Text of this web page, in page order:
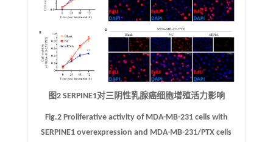
图2 SERPINE1对三阴性乳腺癌细胞增殖活力影响
Fig.2 Proliferative activity of MDA-MB-231 cells with
SERPINE1 overexpression and MDA-MB-231/PTX cells